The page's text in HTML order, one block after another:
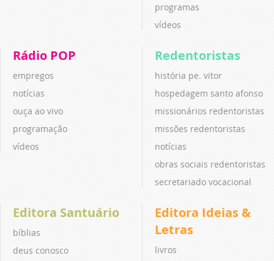
programas
vídeos
Rádio POP
empregos
notícias
ouça ao vivo
programação
vídeos
Redentoristas
história pe. vitor
hospedagem santo afonso
missionários redentoristas
missões redentoristas
notícias
obras sociais redentoristas
secretariado vocacional
Editora Santuário
bíblias
deus conosco
Editora Ideias &
Letras
livros